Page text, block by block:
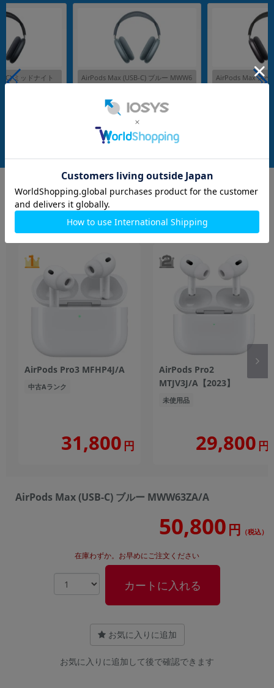
C) ミッドナイト AirPods Max (USB-C) ブルー MWW6
メーカー：Apple
発売日：2024/09
在庫数：5
AirPods Max スペ
イヤホン・スピーカー もっと見る
AirPods Pro3 MFHP4J/A
中古Aランク
31,800 円
AirPods Pro2
MTJV3J/A【2023】
未使用品
29,800 円
AirPods Max (USB-C) ブルー MWW63ZA/A
50,800 円 （税込）
在庫わずか。お早めにご注文ください
カートに入れる
お気に入りに追加
お気に入りに追加して後で確認できます